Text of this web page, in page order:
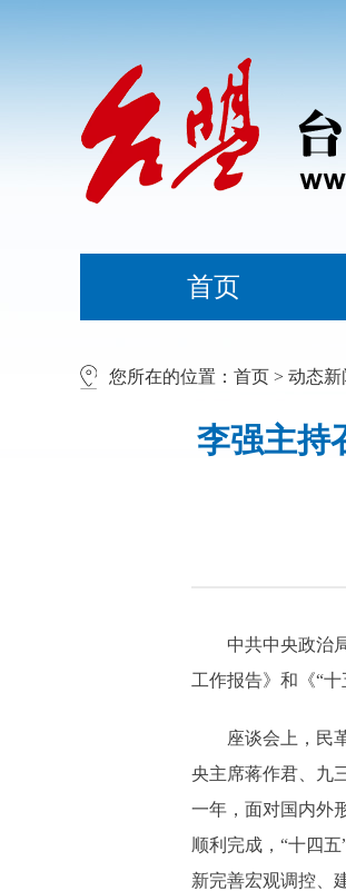
首页
您所在的位置： 首页 > 动态新
李强主持
中共中央政治
工作报告》和《“
座谈会上，民
央主席蒋作君、九
一年，面对国内外
顺利完成，“十四
新完善宏观调控、